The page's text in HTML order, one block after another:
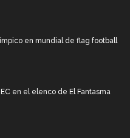
en mundial de flag football
en el elenco de El Fantasma